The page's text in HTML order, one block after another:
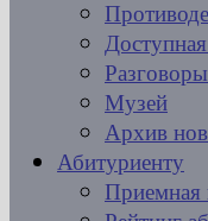
Музей
Архив
Абитуриенту
Приемная